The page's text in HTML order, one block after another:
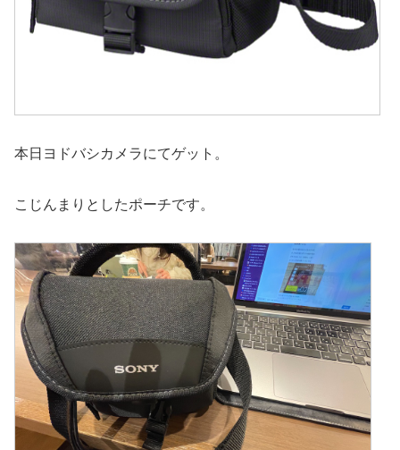
本日ヨドバシカメラにてゲット。
こじんまりとしたポーチです。